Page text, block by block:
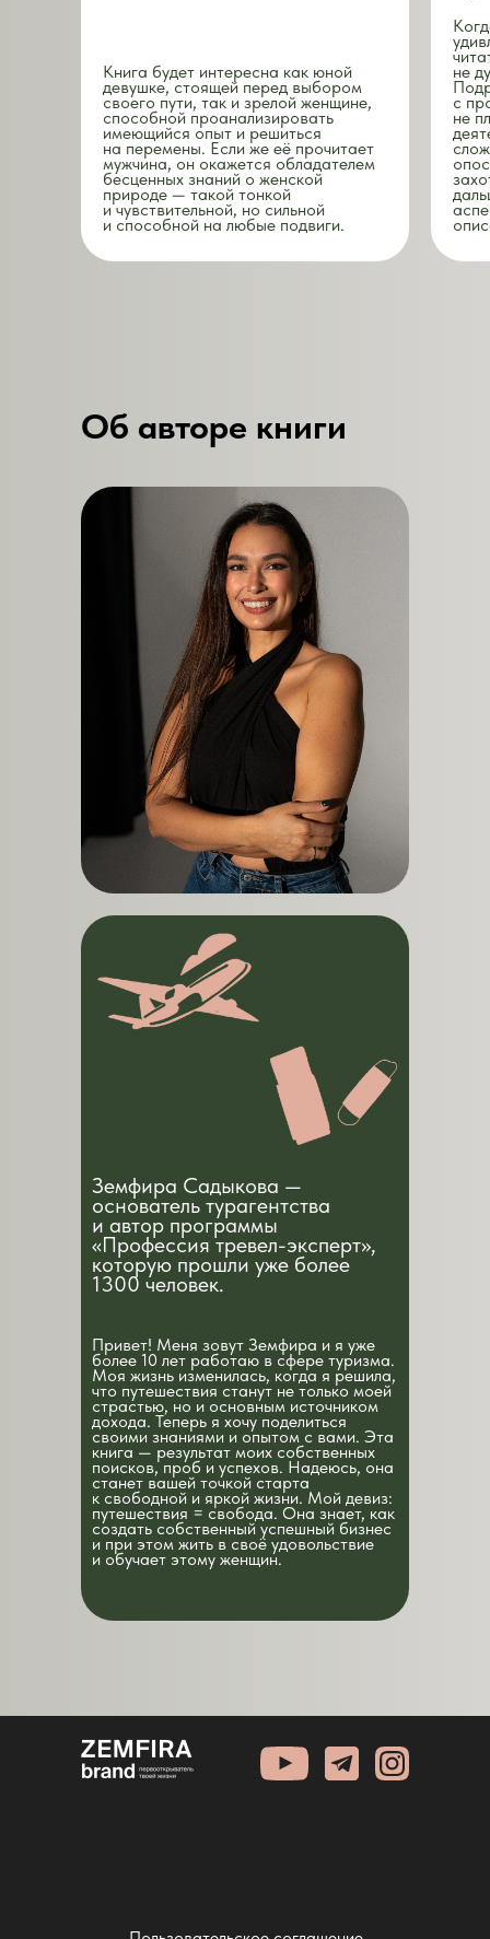
не
с
не
Книга будет интересна как юной
девушке, стоящей перед выбором
своего пути, так и зрелой женщине,
способной проанализировать
имеющийся опыт и решиться
на перемены. Если же её прочитает
мужчина, он окажется обладателем
бесценных знаний о женской
природе — такой тонкой
и чувствительной, но сильной
и способной на любые подвиги.
Об авторе книги
Земфира Садыкова —
основатель турагентства
и автор программы
«Профессия тревел-эксперт»,
которую прошли уже более
1300 человек.
Привет! Меня зовут Земфира и я уже
более 10 лет работаю в сфере туризма.
Моя жизнь изменилась, когда я решила,
что путешествия станут не только моей
страстью, но и основным источником
дохода. Теперь я хочу поделиться
своими знаниями и опытом с вами. Эта
книга — результат моих собственных
поисков, проб и успехов. Надеюсь, она
станет вашей точкой старта
к свободной и яркой жизни. Мой девиз:
путешествия = свобода. Она знает, как
создать собственный успешный бизнес
и при этом жить в своё удовольствие
и обучает этому женщин.